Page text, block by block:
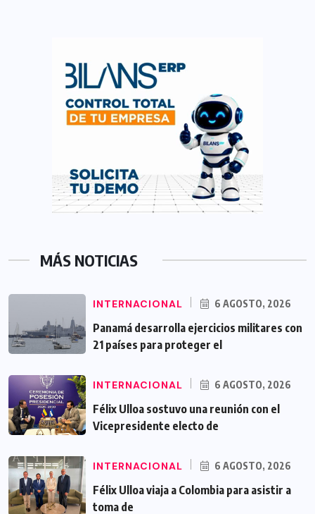
MÁS NOTICIAS
INTERNACIONAL 6 AGOSTO, 2026
Panamá desarrolla ejercicios militares con
21 países para proteger el
INTERNACIONAL 6 AGOSTO, 2026
Félix Ulloa sostuvo una reunión con el
Vicepresidente electo de
INTERNACIONAL 6 AGOSTO, 2026
Félix Ulloa viaja a Colombia para asistir a
toma de